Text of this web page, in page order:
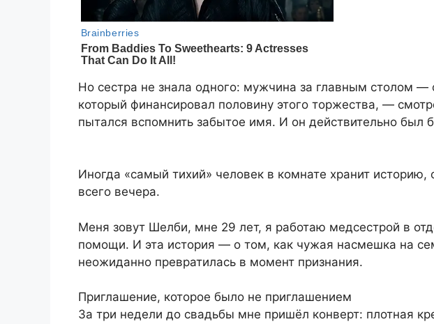
Но сестра не знала одного: мужчина за главным столом —
который финансировал половину этого торжества, —
пытался вспомнить забытое имя. И он действительно был
Иногда «самый тихий» человек в комнате хранит историю,
всего вечера.
Меня зовут Шелби, мне 29 лет, я работаю медсестрой в
помощи. И эта история — о том, как чужая насмешка на
неожиданно превратилась в момент признания.
Приглашение, которое было не приглашением
За три недели до свадьбы мне пришёл конверт: плотная